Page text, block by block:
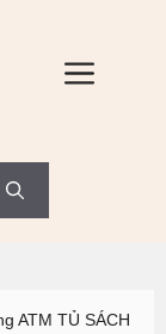
ATM TỦ SÁCH